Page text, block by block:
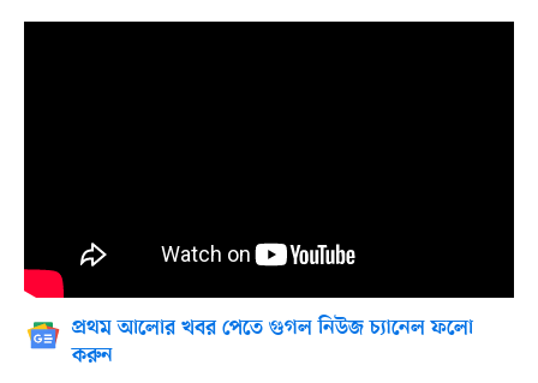
প্রথম আলোর খবর পেতে গুগল নিউজ চ্যানেল ফলো
করুন